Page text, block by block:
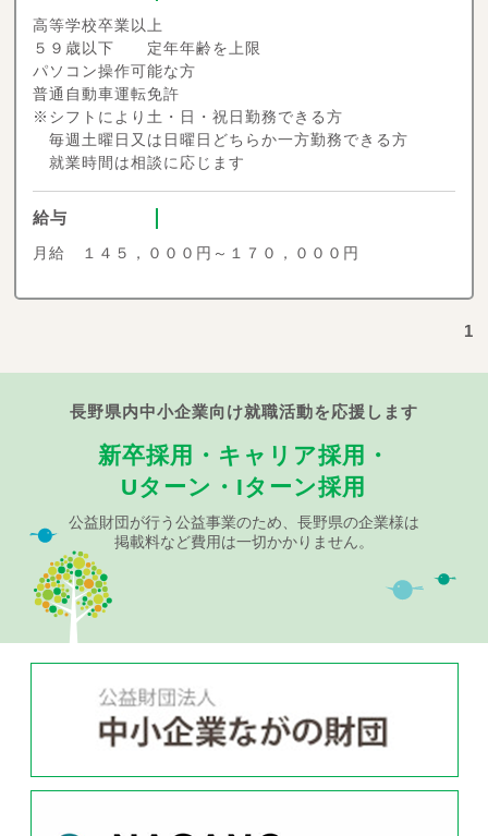
高等学校卒業以上
５９歳以下 定年年齢を上限
パソコン操作可能な方
普通自動車運転免許
※シフトにより土・日・祝日勤務できる方
毎週土曜日又は日曜日どちらか一方勤務できる方
就業時間は相談に応じます
給与
月給 １４５，０００円～１７０，０００円
1
長野県内中小企業向け就職活動を応援します
新卒採用・キャリア採用・
Uターン・Iターン採用
公益財団が行う公益事業のため、長野県の企業様は
掲載料など費用は一切かかりません。